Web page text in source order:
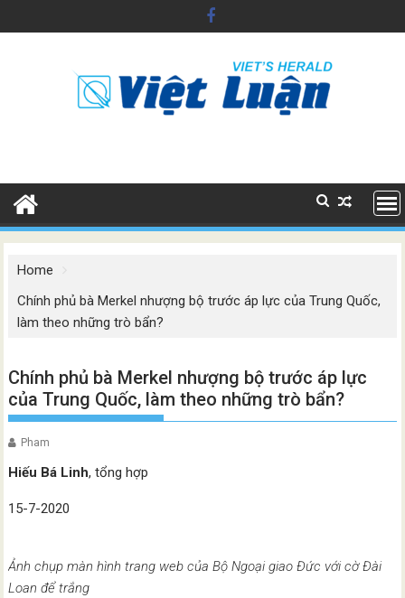
to
Home
Chính phủ bà Merkel nhượng bộ trước áp lực của Trung Quốc,
làm theo những trò bẩn?
Chính phủ bà Merkel nhượng bộ trước áp lực
của Trung Quốc, làm theo những trò bẩn?
Pham
Hiếu Bá Linh, tổng hợp
15-7-2020
Ảnh chụp màn hình trang web của Bộ Ngoại giao Đức với cờ Đài
Loan để trắng